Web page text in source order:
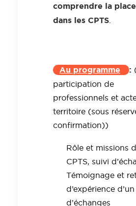
comprendre la
dans les CPTS
Au programme :
participation de
professionnels et
territoire (sous
confirmation))
Rôle et missions
CPTS, suivi
Témoignage et
d’expérience
d’échanges